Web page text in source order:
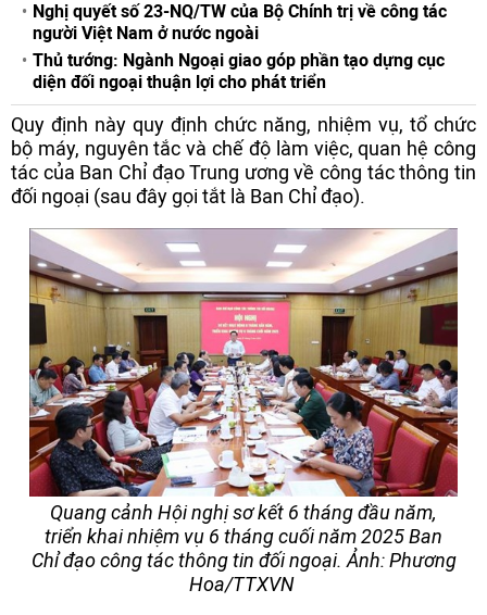
Nghị quyết số 23-NQ/TW của Bộ Chính trị về công tác
người Việt Nam ở nước ngoài
Thủ tướng: Ngành Ngoại giao góp phần tạo dựng cục
diện đối ngoại thuận lợi cho phát triển
Quy định này quy định chức năng, nhiệm vụ, tổ chức
bộ máy, nguyên tắc và chế độ làm việc, quan hệ công
tác của Ban Chỉ đạo Trung ương về công tác thông tin
đối ngoại (sau đây gọi tắt là Ban Chỉ đạo).
Quang cảnh Hội nghị sơ kết 6 tháng đầu năm,
triển khai nhiệm vụ 6 tháng cuối năm 2025 Ban
Chỉ đạo công tác thông tin đối ngoại. Ảnh: Phương
Hoa/TTXVN